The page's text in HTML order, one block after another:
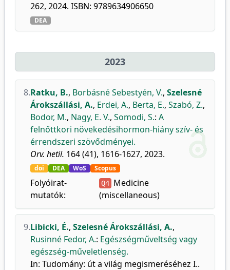
262, 2024. ISBN: 9789634906650
DEA
2023
8.Ratku, B., Borbásné Sebestyén, V., Szelesné
Árokszállási, A., Erdei, A., Berta, E., Szabó, Z.,
Bodor, M., Nagy, E. V., Somodi, S.: A
felnőttkori növekedésihormon-hiány szív- és
érrendszeri szövődményei.
Orv. hetil. 164 (41), 1616-1627, 2023.
doi DEA WoS Scopus
Folyóirat-
mutatók:
Q4 Medicine
(miscellaneous)
9.Libicki, É., Szelesné Árokszállási, A.,
Rusinné Fedor, A.: Egészségműveltség vagy
egészség-műveletlenség.
In: Tudomány: út a világ megismeréséhez I..